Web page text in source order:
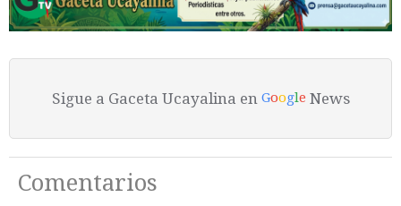
Sigue a Gaceta Ucayalina en Google News
Comentarios